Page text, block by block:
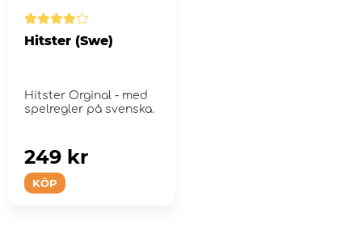
Hitster (Swe)
Hitster Orginal - med
spelregler på svenska.
KÖP
249 kr